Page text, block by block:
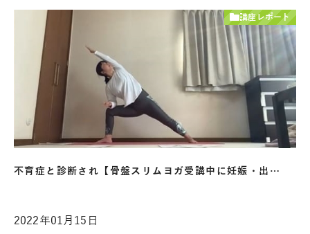
講座レポート
不育症と診断され【骨盤スリムヨガ受講中に妊娠・出…
2022年01月15日